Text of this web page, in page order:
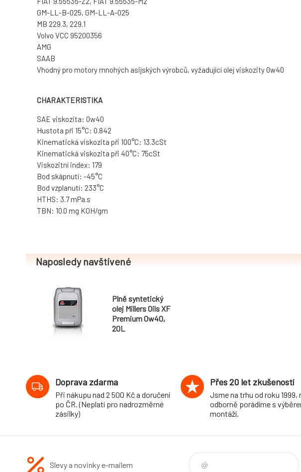
GM-LL-B-025, GM-LL-A-025
MB 229.3, 229.1
Volvo VCC 95200356
AMG
SAAB
Vhodný pro motory mnohých asijských výrobců, vyžadující olej viskozity 0w40
CHARAKTERISTIKA
SAE viskozita: 0w40
Hustota při 15°C: 0.842
Kinematická viskozita při 100°C: 13.3cSt
Kinematická viskozita při 40°C: 75cSt
Viskozitní index: 179
Bod skápnutí: -45°C
Bod vzplanutí: 233°C
HTHS: 3.7 mPa.s
TBN: 10.0 mg KOH/gm
Naposledy navštívené
Plně syntetický
olej Millers Oils XF
Premium 0w40,
20L
Doprava zdarma
Při nákupu nad 2 500 Kč a doručení
po ČR. (Neplatí pro nadrozměrné
zásilky)
Přes 20 let zkušeností
Jsme na trhu od roku 1999,
odborně porádíme s
montáží.
Slevy a novinky e-mailem